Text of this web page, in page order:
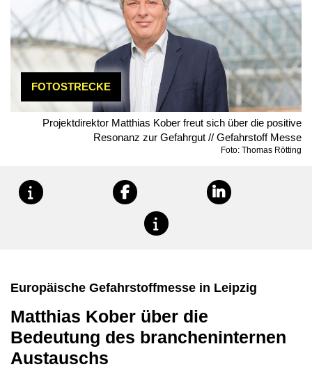
FOTOSTRECKE
Projektdirektor Matthias Kober freut sich über die positive
Resonanz zur Gefahrgut // Gefahrstoff Messe
Foto: Thomas Rötting
Europäische Gefahrstoffmesse in Leipzig
Matthias Kober über die
Bedeutung des brancheninternen
Austauschs